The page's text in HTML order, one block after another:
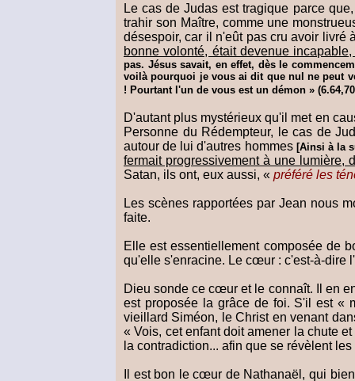
Le cas de Judas est tragique parce
trahir son Maître, comme une
désespoir, car il n'eût pas cru avoir
bonne volonté, était devenue
pas. Jésus savait, en effet, dès le
voilà pourquoi je vous ai dit que nul ne peut
! Pourtant l'un de vous est un démon »
D'autant plus mystérieux qu'il met en
Personne du Rédempteur, le cas de
autour de lui d'autres hommes [Ainsi à la
fermait progressivement à une lumière,
Satan, ils ont, eux aussi, « préféré les
Les scènes rapportées par Jean nous
faite.
Elle est essentiellement composée de
qu'elle s'enracine. Le cœur : c'est-à-dire
Dieu sonde ce cœur et le connaît. Il en
est proposée la grâce de foi. S'il est «
vieillard Siméon, le Christ en venant
« Vois, cet enfant doit amener la chute
la contradiction... afin que se révèlent
Il est bon le cœur de Nathanaël, qui